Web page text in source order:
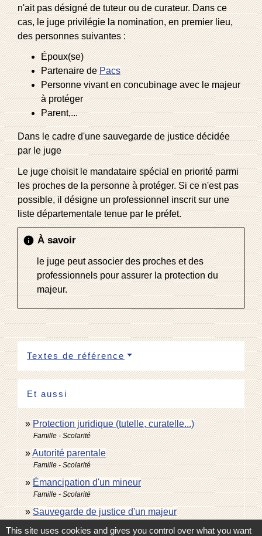
n'ait pas désigné de tuteur ou de curateur. Dans ce
cas, le juge privilégie la nomination, en premier lieu,
des personnes suivantes :
Époux(se)
Partenaire dePacs
Personne vivant en concubinage avec le majeur
à protéger
Parent,...
Dans le cadre d'une sauvegarde de justice décidée
par le juge
Le juge choisit le mandataire spécial en priorité parmi
les proches de la personne à protéger. Si ce n'est pas
possible, il désigne un professionnel inscrit sur une
liste départementale tenue par le préfet.
infoÀ savoir
le juge peut associer des proches et des
professionnels pour assurer la protection du
majeur.
Textes de référence
Et aussi
Protection juridique (tutelle, curatelle...)
Famille - Scolarité
Autorité parentale
Famille - Scolarité
Émancipation d'un mineur
Famille - Scolarité
Sauvegarde de justice d'un majeur
This site uses cookies and gives you control over what you want